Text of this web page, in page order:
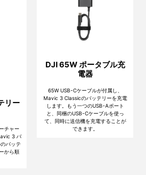
リー
チャー
3 バ
バッテ
から順
DJI 65W ポータブル充
電器
65W USB-Cケーブルが付属し、
Mavic 3 Classicのバッテリーを充電
します。もう一つのUSB-Aポート
と、同梱のUSB-Cケーブルを使っ
て、同時に送信機を充電することが
できます。